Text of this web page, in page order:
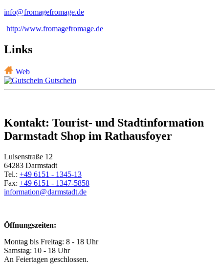
info@fromagefromage.de
http://www.fromagefromage.de
Links
Web
Gutschein
Kontakt: Tourist- und Stadtinformation
Darmstadt Shop im Rathausfoyer
Luisenstraße 12
64283 Darmstadt
Tel.: +49 6151 - 1345-13
Fax: +49 6151 - 1347-5858
information@darmstadt.de
Öffnungszeiten:
Montag bis Freitag: 8 - 18 Uhr
Samstag: 10 - 18 Uhr
An Feiertagen geschlossen.